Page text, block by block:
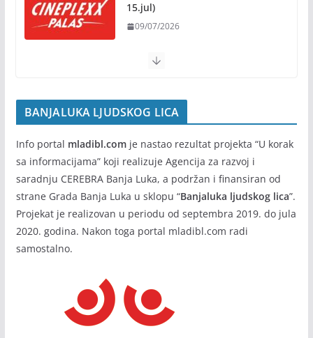
Banja Luka domaćin „Vespa
05/08/2026
15.jul)
09/07/2026
BANJALUKA LJUDSKOG LICA
Info portal mladibl.comje nastao rezultat projekta “U korak
sa informacijama” koji realizuje Agencija za razvoj i
saradnju CEREBRA Banja Luka, a podržan i finansiran od
strane Grada Banja Luka u sklopu “Banjaluka ljudskog lica”.
Projekat je realizovan u periodu od septembra 2019. do jula
2020. godina. Nakon toga portal mladibl.com radi
samostalno.